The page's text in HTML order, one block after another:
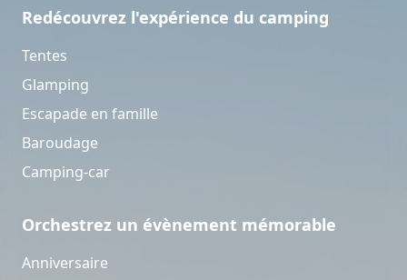
Redécouvrez l'expérience du camping
Tentes
Glamping
Escapade en famille
Baroudage
Camping-car
Orchestrez un évènement mémorable
Anniversaire